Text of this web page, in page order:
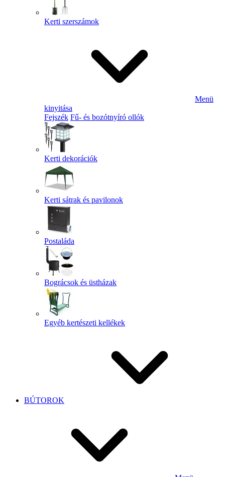
Kerti szerszámok
Menü
kinyitása
Fejszék Fű- és bozótnyíró ollók
Kerti dekorációk
Kerti sátrak és pavilonok
Postaláda
Bográcsok és üstházak
Egyéb kertészeti kellékek
BÚTOROK